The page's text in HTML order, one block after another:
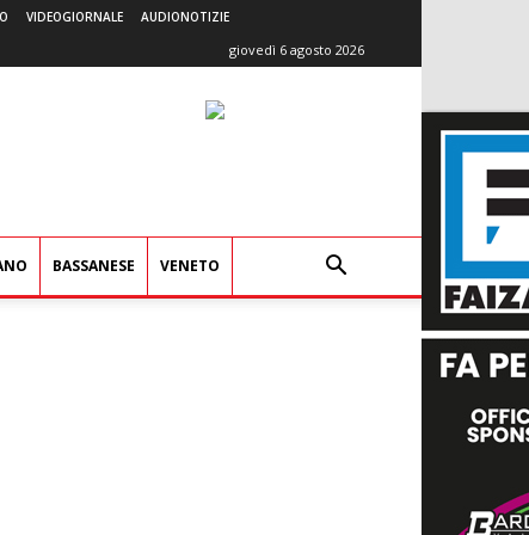
VIDEOGIORNALE AUDIONOTIZIE
giovedì 6 agosto 2026
BASSANESE VENETO